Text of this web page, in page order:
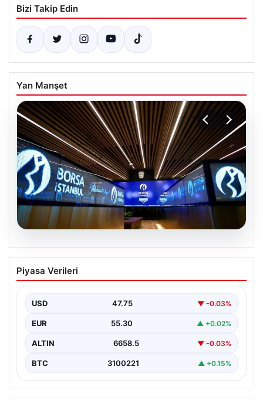
Bizi Takip Edin
Yan Manşet
09.08.2026
Yatırım araçlarının haftalık performansı
nasıl oldu?
Piyasa Verileri
USD 47.75 ▼ -0.03%
EUR 55.30 ▲ +0.02%
ALTIN 6658.5 ▼ -0.03%
BTC 3100221 ▲ +0.15%